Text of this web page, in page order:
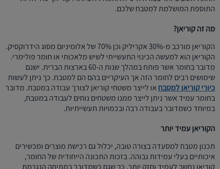
התוספת המושלמת למטבח שלכם.
מה זה קוריאן?
הקוריאן מורכב מ-30% אקריליק וכן 70% של אלומיניום מסוג הידרוקסיק.
הקוריאן הוא למעשה הכינוי התעשייתי לשיש מלאכותי או חומר פולימרי.
מדובר בחומר אשר פותח במהלך שנות ה-60 בארצות הברית. ישנם
שימושים רבים לחומר הזה אך העיקריים בהם הם למטבח. כך ניתן לעשות
כיורי קוריאן למטבח או לייצר משטחי קוריאן לצורך עבודה במטבח. מדובר
בחומר עמיד אשר ניתן לייצר ממנו משטחים נוחים לעבודה במטבח,
במיוחד כשמדובר בעבודה רבה ובכמויות תעשייתיות.
הקוריאן עמיד יותר
תכנון מטבח למסעדה בצורה טובה, יכלול גם רכישת מוצרים ומכשירים
איכותיים בעלי עמידות גבוהה. בזכות התכונה הייחודית של החומר,
קוריאן נחשב לעמיד וחזק יותר. כך שגם כשמדובר במתיחה הנגרמת